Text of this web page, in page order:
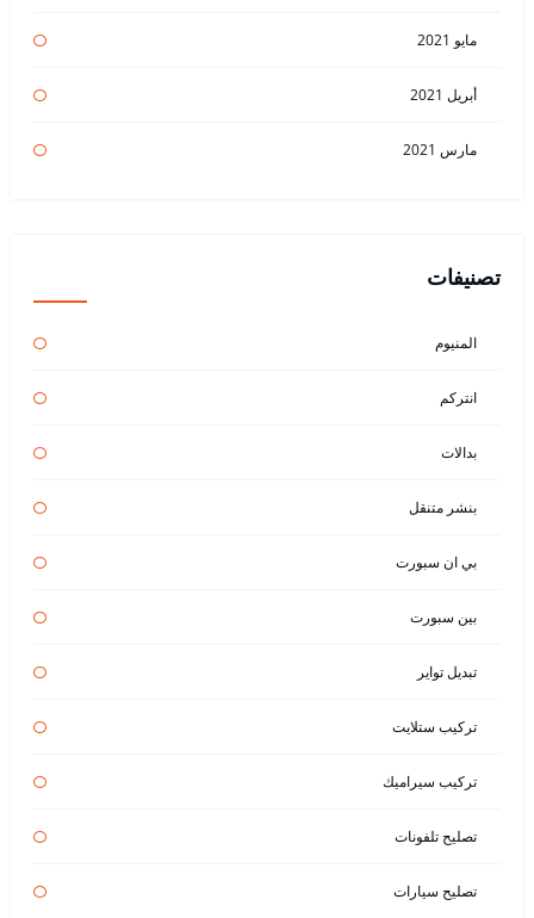
مايو 2021
أبريل 2021
مارس 2021
تصنيفات
المنيوم
انتركم
بدالات
بنشر متنقل
بي ان سبورت
بين سبورت
تبديل تواير
تركيب ستلايت
تركيب سيراميك
تصليح تلفونات
تصليح سيارات